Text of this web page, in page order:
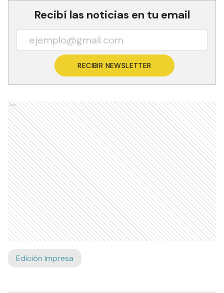
Recibí las noticias en tu email
RECIBIR NEWSLETTER
Ads
Edición Impresa